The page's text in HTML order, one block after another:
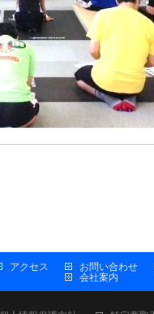
アクセス
お問い合わせ
会社案内